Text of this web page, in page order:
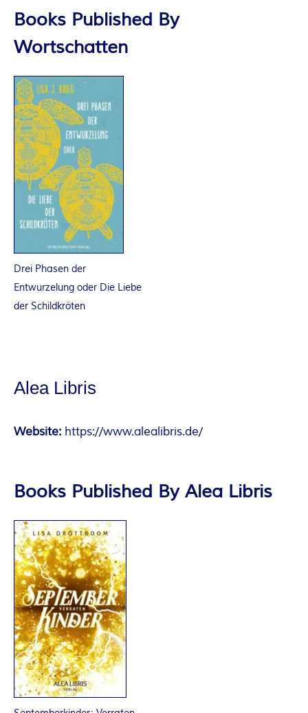
N
K
R
E
I
S
Books Published By
Wortschatten
Drei Phasen der
Entwurzelung oder Die Liebe
der Schildkröten
Alea Libris
Website: https://www.alealibris.de/
Books Published By Alea Libris